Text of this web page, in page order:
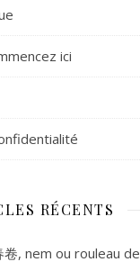
ici
RÉCENTS
卷, nem ou rouleau de